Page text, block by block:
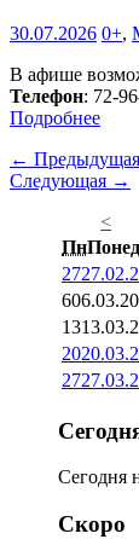
30.07.2026 0+,
В афише
Телефон: 72-
Подробнее
← Предыдущая
Следующая →
<
Пн
27
6
13
20
27
Сегодня
Скоро